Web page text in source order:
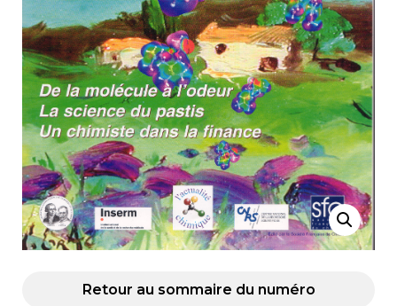
Retour au sommaire du numéro